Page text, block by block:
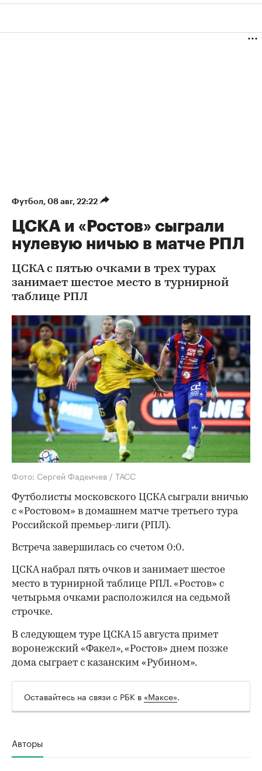
Футбол⁠, 08 авг, 22:22
ЦСКА и «Ростов» сыграли
нулевую ничью в матче РПЛ
ЦСКА с пятью очками в трех турах
занимает шестое место в турнирной
таблице РПЛ
Фото: Сергей Фадеичев / ТАСС
Футболисты московского ЦСКА сыграли вничью
с «Ростовом» в домашнем матче третьего тура
Российской премьер-лиги (РПЛ).
Встреча завершилась со счетом 0:0.
ЦСКА набрал пять очков и занимает шестое
место в турнирной таблице РПЛ. «Ростов» с
четырьмя очками расположился на седьмой
строчке.
В следующем туре ЦСКА 15 августа примет
воронежский «Факел», «Ростов» днем позже
дома сыграет с казанским «Рубином».
Оставайтесь на связи с РБК в «Максе».
Авторы